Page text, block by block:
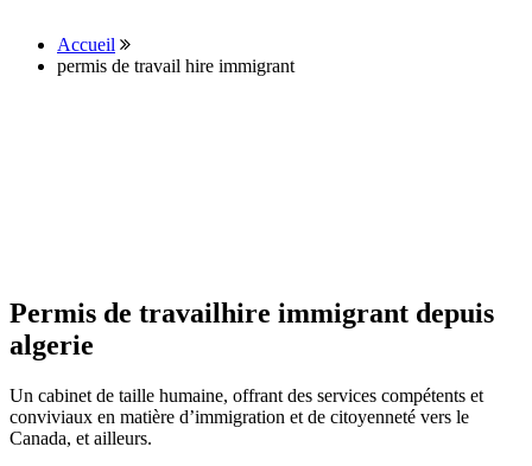
Accueil
permis de travail hire immigrant
Permis de travailhire immigrant depuis
algerie
Un cabinet de taille humaine, offrant des services compétents et
conviviaux en matière d’immigration et de citoyenneté vers le
Canada, et ailleurs.